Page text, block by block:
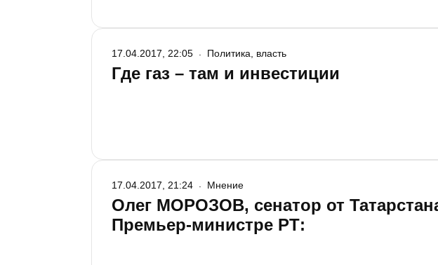
Где газ – там и инвестиции
17.04.2017, 22:05 Политика, власть
Олег МОРОЗОВ, сенатор от
Премьер-министре РТ:
17.04.2017, 21:24 Мнение